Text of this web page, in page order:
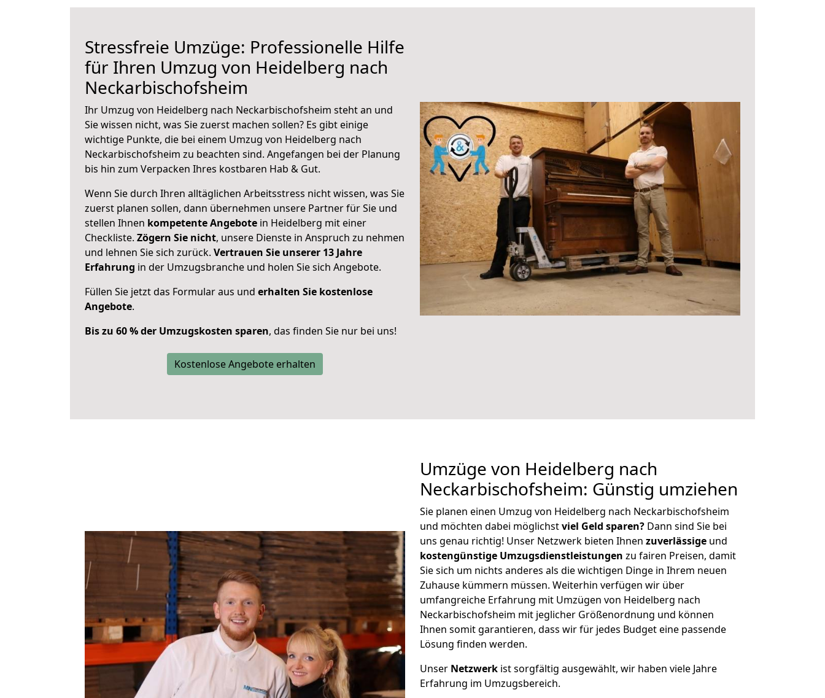
Stressfreie Umzüge: Professionelle Hilfe
für Ihren Umzug von Heidelberg nach
Neckarbischofsheim
Ihr Umzug von Heidelberg nach Neckarbischofsheim steht an und
Sie wissen nicht, was Sie zuerst machen sollen? Es gibt einige
wichtige Punkte, die bei einem Umzug von Heidelberg nach
Neckarbischofsheim zu beachten sind. Angefangen bei der Planung
bis hin zum Verpacken Ihres kostbaren Hab & Gut.
Wenn Sie durch Ihren alltäglichen Arbeitsstress nicht wissen, was Sie
zuerst planen sollen, dann übernehmen unsere Partner für Sie und
stellen Ihnen kompetente Angebote in Heidelberg mit einer
Checkliste. Zögern Sie nicht, unsere Dienste in Anspruch zu nehmen
und lehnen Sie sich zurück. Vertrauen Sie unserer 13 Jahre
Erfahrung in der Umzugsbranche und holen Sie sich Angebote.
Füllen Sie jetzt das Formular aus und erhalten Sie kostenlose
Angebote.
Bis zu 60 % der Umzugskosten sparen, das finden Sie nur bei uns!
Kostenlose Angebote erhalten
Umzüge von Heidelberg nach
Neckarbischofsheim: Günstig umziehen
Sie planen einen Umzug von Heidelberg nach Neckarbischofsheim
und möchten dabei möglichstviel Geld sparen? Dann sind Sie bei
uns genau richtig! Unser Netzwerk bieten Ihnen zuverlässige und
kostengünstige Umzugsdienstleistungen zu fairen Preisen, damit
Sie sich um nichts anderes als die wichtigen Dinge in Ihrem neuen
Zuhause kümmern müssen. Weiterhin verfügen wir über
umfangreiche Erfahrung mit Umzügen von Heidelberg nach
Neckarbischofsheim mit jeglicher Größenordnung und können
Ihnen somit garantieren, dass wir für jedes Budget eine passende
Lösung finden werden.
Unser Netzwerk ist sorgfältig ausgewählt, wir haben viele Jahre
Erfahrung im Umzugsbereich.